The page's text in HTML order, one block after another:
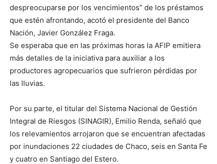
despreocuparse por los vencimientos” de los préstamos
que estén afrontando, acotó el presidente del Banco
Nación, Javier González Fraga.
Se esperaba que en las próximas horas la AFIP emitiera
más detalles de la iniciativa para auxiliar a los
productores agropecuarios que sufrieron pérdidas por
las lluvias.
Por su parte, el titular del Sistema Nacional de Gestión
Integral de Riesgos (SINAGIR), Emilio Renda, señaló que
los relevamientos arrojaron que se encuentran afectadas
por inundaciones 22 ciudades de Chaco, seis en Santa Fe
y cuatro en Santiago del Estero.